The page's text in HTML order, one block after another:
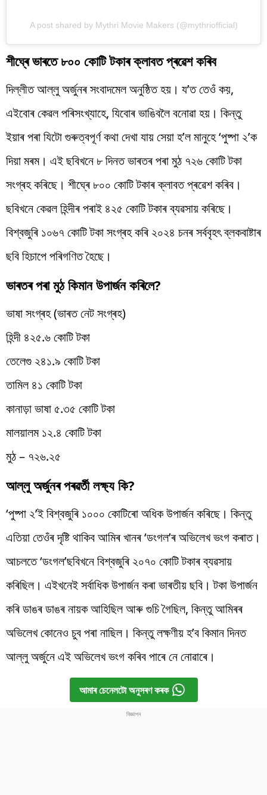
A post shared by Mythri Movie Makers (@mythriofficial)
শীঘ্ৰে ভাৰতে ৮০০ কোটি টকাৰ ক্লাবত প্ৰৱেশ কৰিব
দিল্লীত আল্লু অৰ্জুনৰ সংবাদমেল অনুষ্ঠিত হয়। য’ত তেওঁ কয়,
এইবোৰ কেৱল পৰিসংখ্যাহে, যিবোৰ ভাঙিবলৈ বনোৱা হয়। কিন্তু
ইয়াৰ পৰা যিটো গুৰুত্বপূৰ্ণ কথা দেখা যায় সেয়া হ’ল মানুহে ‘পুষ্পা ২’ক
দিয়া মৰম। এই ছবিখনে ৮ দিনত ভাৰতৰ পৰা মুঠ ৭২৬ কোটি টকা
সংগ্ৰহ কৰিছে। শীঘ্ৰে ৮০০ কোটি টকাৰ ক্লাবত প্ৰৱেশ কৰিব।
ছবিখনে কেৱল হিন্দীৰ পৰাই ৪২৫ কোটি টকাৰ ব্যৱসায় কৰিছে।
বিশ্বজুৰি ১০৬৭ কোটি টকা সংগ্ৰহ কৰি ২০২৪ চনৰ সৰ্ববৃহৎ ব্লকবাষ্টাৰ
ছবি হিচাপে পৰিগণিত হৈছে।
ভাৰতৰ পৰা মুঠ কিমান উপাৰ্জন কৰিলে?
ভাষা সংগ্ৰহ (ভাৰত নেট সংগ্ৰহ)
হিন্দী ৪২৫.৬ কোটি টকা
তেলেগু ২৪১.৯ কোটি টকা
তামিল ৪১ কোটি টকা
কানাড়া ভাষা ৫.৩৫ কোটি টকা
মালয়ালম ১২.৪ কোটি টকা
মুঠ – ৭২৬.২৫
আল্লু অৰ্জুনৰ পৰৱৰ্তী লক্ষ্য কি?
‘পুষ্পা ২’ই বিশ্বজুৰি ১০০০ কোটিৰো অধিক উপাৰ্জন কৰিছে। কিন্তু
এতিয়া তেওঁৰ দৃষ্টি থাকিব আমিৰ খানৰ ‘ডংগল’ৰ অভিলেখ ভংগ কৰাত।
আচলতে ‘ডংগল’ছবিখনে বিশ্বজুৰি ২০৭০ কোটি টকাৰ ব্যৱসায়
কৰিছিল। এইখনেই সৰ্বাধিক উপাৰ্জন কৰা ভাৰতীয় ছবি। টকা উপাৰ্জন
কৰি ডাঙৰ ডাঙৰ নায়ক আহিছিল আৰু গুচি গৈছিল, কিন্তু আমিৰৰ
অভিলেখ কোনেও চুব পৰা নাছিল। কিন্তু লক্ষণীয় হ’ব কিমান দিনত
আল্লু অৰ্জুনে এই অভিলেখ ভংগ কৰিব পাৰে নে নোৱাৰে।
আমাৰ চেনেলটো অনুসৰণ কৰক